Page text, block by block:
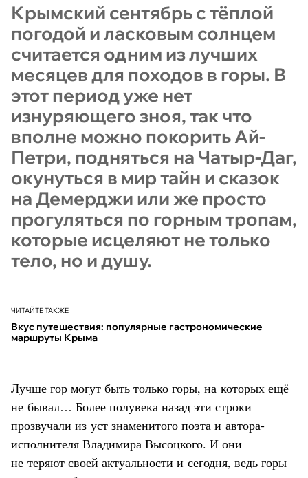
Крымский сентябрь с тёплой
погодой и ласковым солнцем
считается одним из лучших
месяцев для походов в горы. В
этот период уже нет
изнуряющего зноя, так что
вполне можно покорить Ай-
Петри, подняться на Чатыр-Даг,
окунуться в мир тайн и сказок
на Демерджи или же просто
прогуляться по горным тропам,
которые исцеляют не только
тело, но и душу.
ЧИТАЙТЕ ТАКЖЕ
Вкус путешествия: популярные гастрономические
маршруты Крыма
Лучше гор могут быть только горы, на которых ещё
не бывал… Более полувека назад эти строки
прозвучали из уст знаменитого поэта и автора-
исполнителя Владимира Высоцкого. И они
не теряют своей актуальности и сегодня, ведь горы